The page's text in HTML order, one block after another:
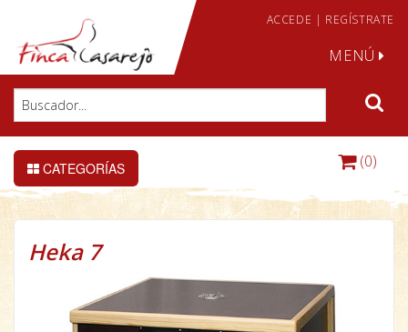
ACCEDE | REGÍSTRATE
MENÚ
CATEGORÍAS (0)
Heka 7